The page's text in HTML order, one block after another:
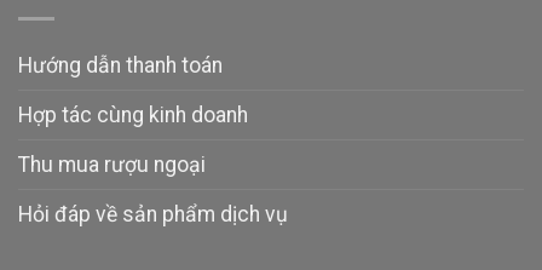
Hướng dẫn thanh toán
Hợp tác cùng kinh doanh
Thu mua rượu ngoại
Hỏi đáp về sản phẩm dịch vụ